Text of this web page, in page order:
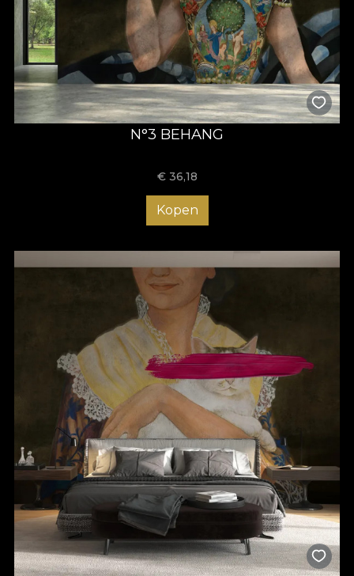
N°3 BEHANG
€ 36,18
Kopen